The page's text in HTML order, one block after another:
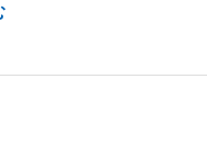
いただきまして、誠
協力をいただき、大
かありましたら、お